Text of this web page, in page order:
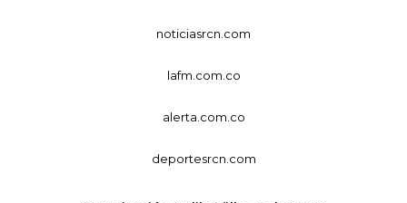
noticiasrcn.com
lafm.com.co
alerta.com.co
deportesrcn.com